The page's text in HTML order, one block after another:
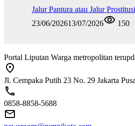
Jalur Pantura atau Jalur
23/06/202613/07/2026 150
Portal Liputan Warga metropolitan
Jl. Cempaka Putih 23 No. 29 Jakarta
0858-8858-5688